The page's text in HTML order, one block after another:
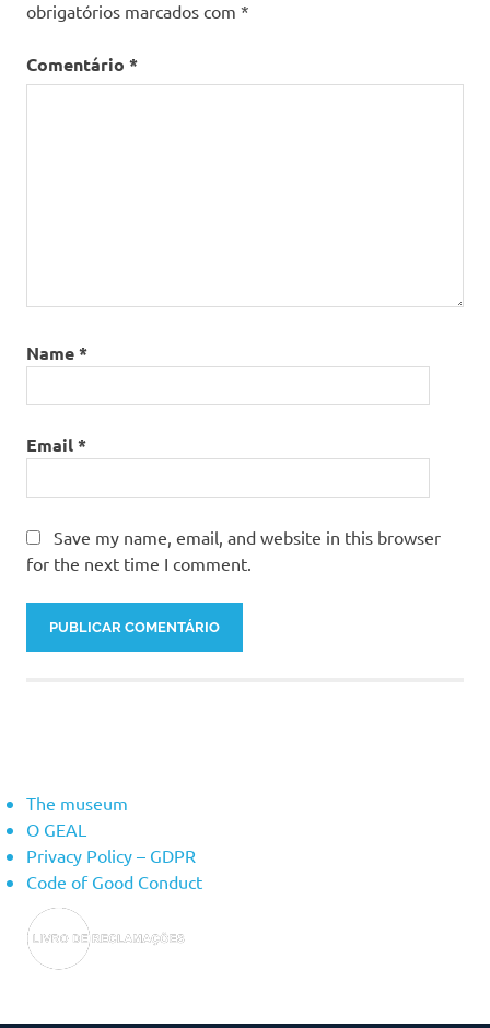
obrigatórios marcados com *
Comentário *
Name*
Email*
Save my name, email, and website in this browser
for the next time I comment.
The museum
O GEAL
Privacy Policy – ​​GDPR
Code of Good Conduct